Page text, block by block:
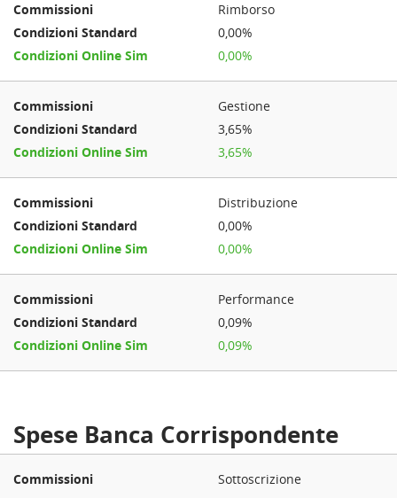
Rimborso
0,00%
0,00%
Gestione
3,65%
3,65%
Distribuzione
0,00%
0,00%
Performance
0,09%
0,09%
Spese Banca Corrispondente
Sottoscrizione